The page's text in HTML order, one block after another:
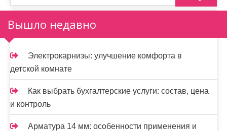
а
п
и
с
я
м
Вышло недавно
Электрокарнизы: улучшение комфорта в
детской комнате
Как выбрать бухгалтерские услуги: состав, цена
и контроль
Арматура 14 мм: особенности применения и